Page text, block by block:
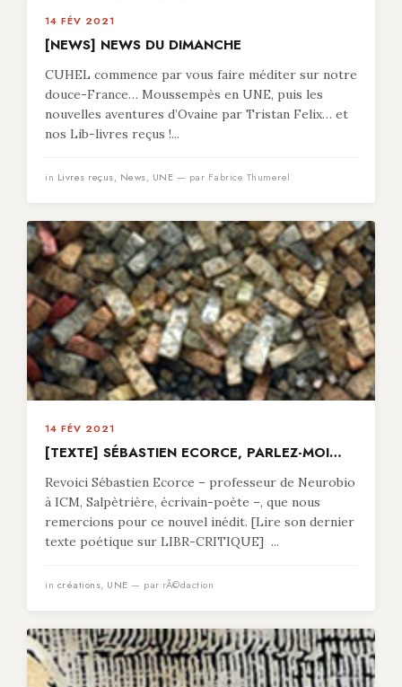
14 FÉV 2021
[NEWS] NEWS DU DIMANCHE
CUHEL commence par vous faire méditer sur notre
douce-France… Moussempès en UNE, puis les
nouvelles aventures d’Ovaine par Tristan Felix… et
nos Lib-livres reçus !...
in Livres reçus, News, UNE — par Fabrice Thumerel
14 FÉV 2021
[TEXTE] SÉBASTIEN ECORCE, PARLEZ-MOI…
Revoici Sébastien Ecorce – professeur de Neurobio
à ICM, Salpètrière, écrivain-poète –, que nous
remercions pour ce nouvel inédit. [Lire son dernier
texte poétique sur LIBR-CRITIQUE] ...
in créations, UNE — par rÃ©daction